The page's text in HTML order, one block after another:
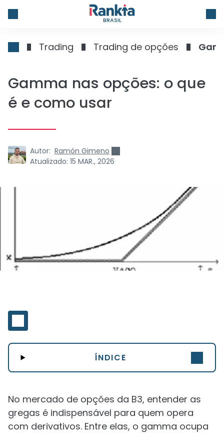
BRASIL
Trading Trading de opções
Gamma nas opções: o que
é e como usar
Autor: Ramón Gimeno
Atualizado: 15 MAR., 2026
ÍNDICE
No mercado de opções da B3, entender as
gregas é indispensável para quem opera
com derivativos. Entre elas, o gamma ocupa